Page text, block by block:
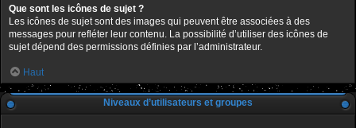
Que sont les icônes de sujet ?
Les icônes de sujet sont des images qui peuvent être associées à des
messages pour refléter leur contenu. La possibilité d’utiliser des icônes de
sujet dépend des permissions définies par l’administrateur.
Haut
Niveaux d’utilisateurs et groupes